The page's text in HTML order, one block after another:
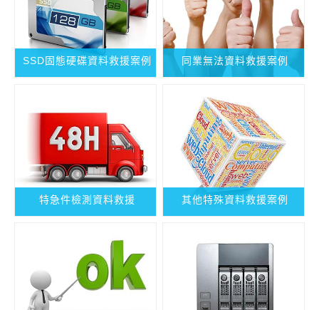
SSD固態硬碟資料救援案例 同業無法資料救援案例
特急件檢測資料救援 其他特殊資料救援案例